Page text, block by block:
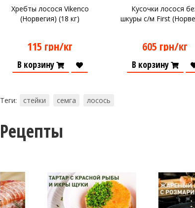
Хребты лосося Vikenco
(Норвегия) (18 кг)
115 грн/кг
В корзину
Кусочки лосося
шкуры с/м First
605 грн/кг
В корзину
Теги: стейки семга лосось
Рецепты